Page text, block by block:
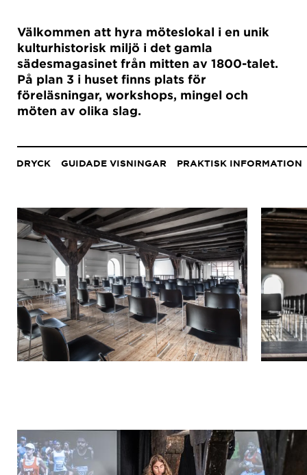
Välkommen att hyra möteslokal i en unik
kulturhistorisk miljö i det gamla
sädesmagasinet från mitten av 1800-talet.
På plan 3 i huset finns plats för
föreläsningar, workshops, mingel och
möten av olika slag.
Anchor
menu
DRYCK GUIDADE VISNINGAR PRAKTISK INFORMATION